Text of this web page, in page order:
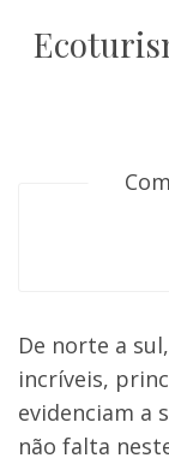
De norte a
incríveis,
evidenciam a
não falta